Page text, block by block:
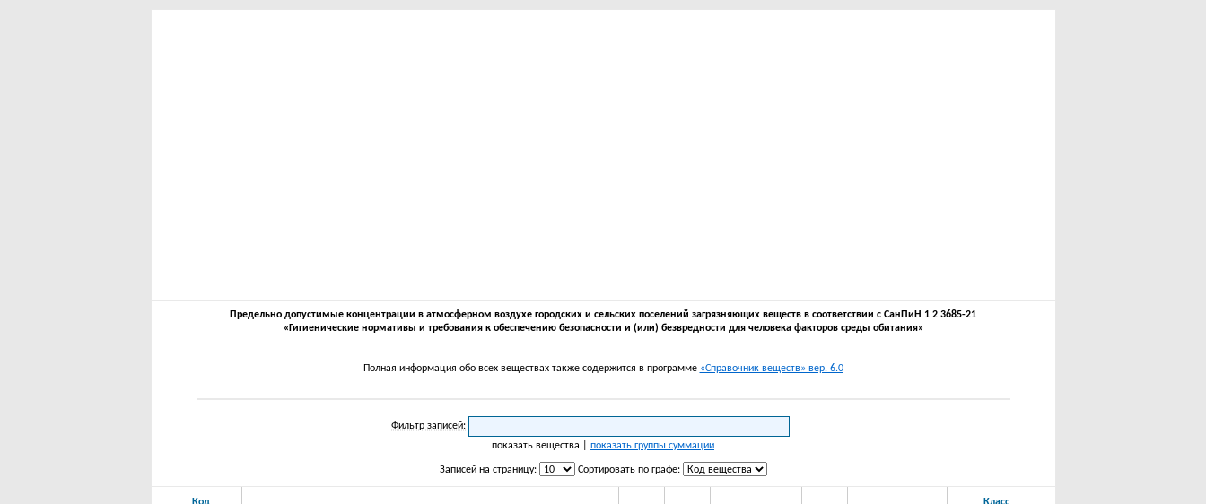
Предельно допустимые концентрации в атмосферном воздухе городских и сельских поселений загрязняющих веществ в соответствии с СанПиН 1.2.3685-21
«Гигиенические нормативы и требования к обеспечению безопасности и (или) безвредности для человека факторов среды обитания»
Полная информация обо всех веществах также содержится в программе «Справочник веществ» вер. 6.0
Фильтр записей:
показать вещества | показать группы суммации
Записей на страницу: Сортировать по графе: